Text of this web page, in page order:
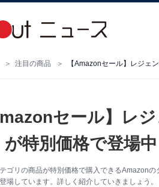
注目の商品 【Amazonセール】レジェ
セール】レ
が特別価格で登場中
ゴリの商品が特別価格で購入できるAmazon
場しています。詳しく紹介していきましょう